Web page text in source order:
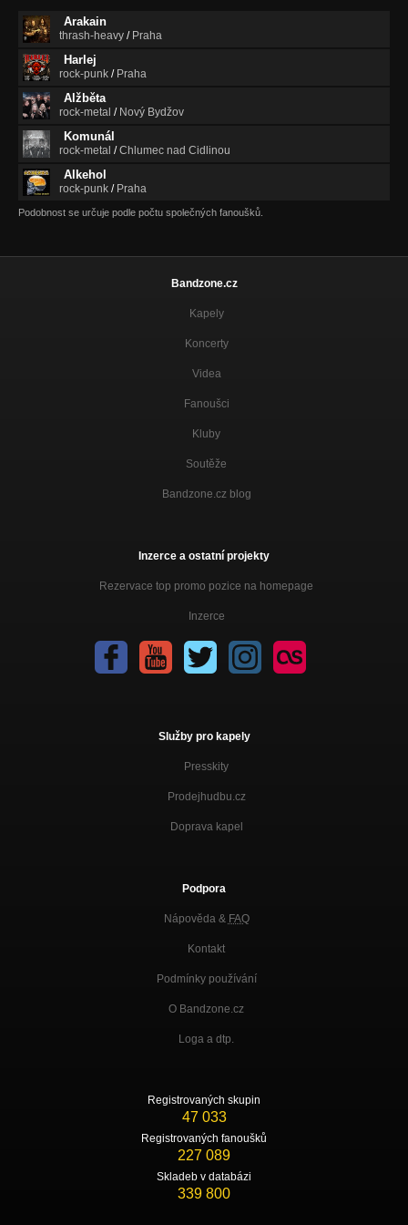
Fénix -Holka v kůži
Nezařazeno
Fénix - Sebefil
Nezařazeno
Fénix - Jaká jsi
Nezařazeno
Fénix - Pošetilost mocných
Nezařazeno
Nezařazeno
Arakain
thrash-heavy / Praha
Harlej
rock-punk / Praha
Alžběta
rock-metal / Nový Bydžov
Komunál
rock-metal /Chlumec nad Cidlinou
Alkehol
rock-punk / Praha
Podobnost se určuje podle počtu společných fanoušků.
Bandzone.cz
Kapely
Koncerty
Videa
Fanoušci
Kluby
Soutěže
Bandzone.cz blog
Inzerce a ostatní projekty
Rezervace top promo pozice na homepage
Inzerce
Služby pro kapely
Presskity
Prodejhudbu.cz
Doprava kapel
Podpora
Nápověda & FAQ
Kontakt
Podmínky používání
O Bandzone.cz
Loga a dtp.
Registrovaných skupin
47 033
Registrovaných fanoušků
227 089
Skladeb v databázi
339 800